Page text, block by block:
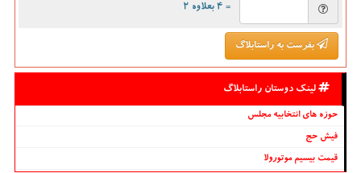
= ۴ بعلاوه ۲
بفرست به راستابلاگ
لینک دوستان راستابلاگ
حوزه های انتخابیه مجلس
فیش حج
قیمت بیسیم موتورولا